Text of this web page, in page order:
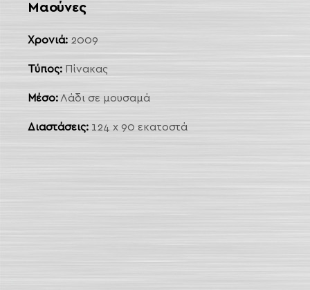
Μαούνες
Χρονιά: 2009
Τύπος: Πίνακας
Μέσο:Λάδι σε μουσαμά
Διαστάσεις: 124 x 90 εκατοστά